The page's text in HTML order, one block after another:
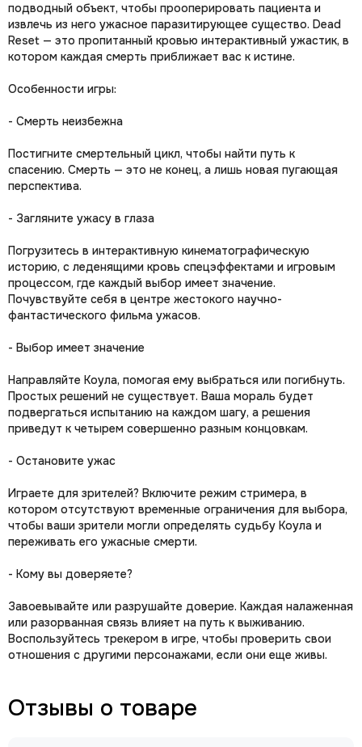
подводный объект, чтобы прооперировать пациента и
извлечь из него ужасное паразитирующее существо. Dead
Reset — это пропитанный кровью интерактивный ужастик, в
котором каждая смерть приближает вас к истине.
Особенности игры:
- Смерть неизбежна
Постигните смертельный цикл, чтобы найти путь к
спасению. Смерть — это не конец, а лишь новая пугающая
перспектива.
- Загляните ужасу в глаза
Погрузитесь в интерактивную кинематографическую
историю, с леденящими кровь спецэффектами и игровым
процессом, где каждый выбор имеет значение.
Почувствуйте себя в центре жестокого научно-
фантастического фильма ужасов.
- Выбор имеет значение
Направляйте Коула, помогая ему выбраться или погибнуть.
Простых решений не существует. Ваша мораль будет
подвергаться испытанию на каждом шагу, а решения
приведут к четырем совершенно разным концовкам.
- Остановите ужас
Играете для зрителей? Включите режим стримера, в
котором отсутствуют временные ограничения для выбора,
чтобы ваши зрители могли определять судьбу Коула и
переживать его ужасные смерти.
- Кому вы доверяете?
Завоевывайте или разрушайте доверие. Каждая налаженная
или разорванная связь влияет на путь к выживанию.
Воспользуйтесь трекером в игре, чтобы проверить свои
отношения с другими персонажами, если они еще живы.
Отзывы о товаре